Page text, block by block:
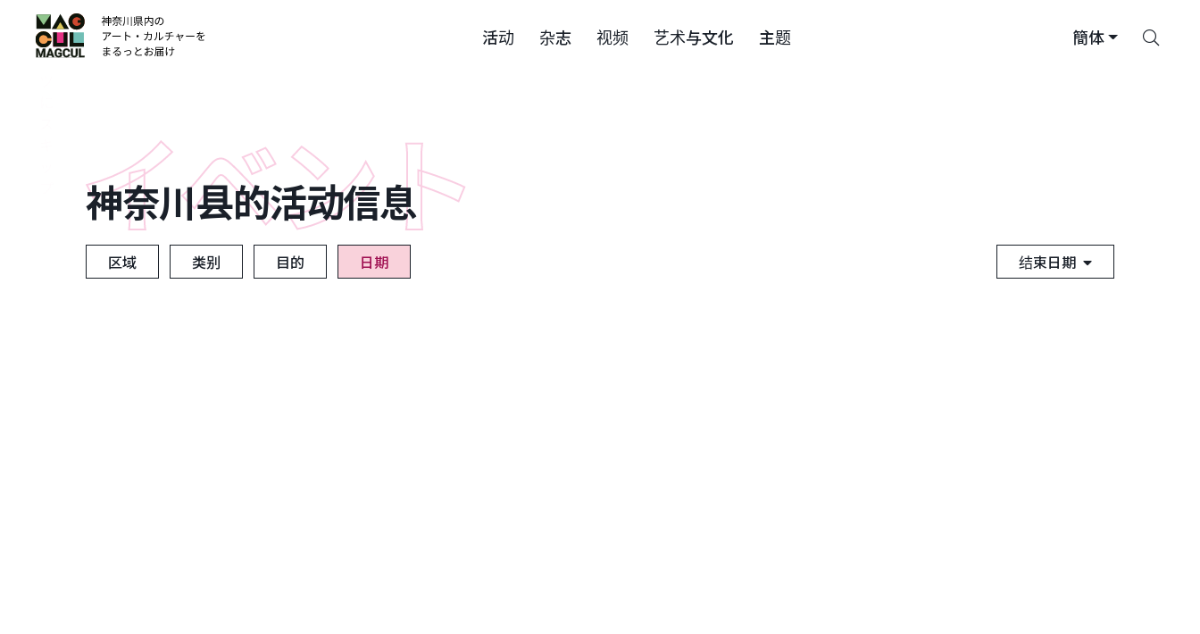
活动 杂志 视频 艺术与文化 主题 簡体
索
ン
テ
ン
神奈川县的活动信息
区域 类别 目的 日期 结束日期